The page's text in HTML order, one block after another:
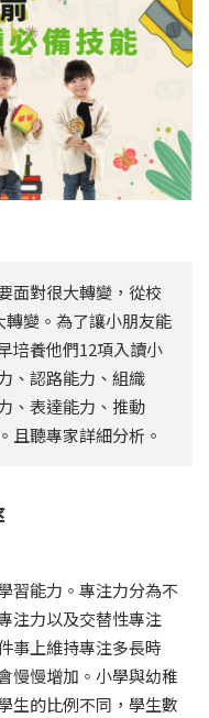
面對很大轉變，從校
變。為了讓小朋友能
培養他們12項入讀小
、認路能力、組織
、表達能力、推動
且聽專家詳細分析。
習能力。專注力分為不
注力以及交替性專注
事上維持專注多長時
慢慢增加。小學與幼稚
生的比例不同，學生數